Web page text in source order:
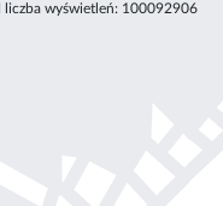
liczba wyświetleń: 100092906